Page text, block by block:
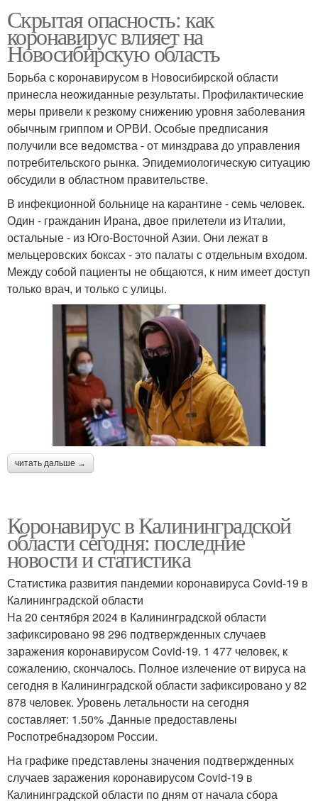
Скрытая опасность: как
коронавирус влияет на
Новосибирскую область
Борьба с коронавирусом в Новосибирской области
принесла неожиданные результаты. Профилактические
меры привели к резкому снижению уровня заболевания
обычным гриппом и ОРВИ. Особые предписания
получили все ведомства - от минздрава до управления
потребительского рынка. Эпидемиологическую ситуацию
обсудили в областном правительстве.
В инфекционной больнице на карантине - семь человек.
Один - гражданин Ирана, двое прилетели из Италии,
остальные - из Юго-Восточной Азии. Они лежат в
мельцеровских боксах - это палаты с отдельным входом.
Между собой пациенты не общаются, к ним имеет доступ
только врач, и только с улицы.
читать дальше →
Коронавирус в Калининградской
области сегодня: последние
новости и статистика
Статистика развития пандемии коронавируса Covid-19 в
Калининградской области
На 20 сентября 2024 в Калининградской области
зафиксировано 98 296 подтвержденных случаев
заражения коронавирусом Covid-19. 1 477 человек, к
сожалению, скончалось. Полное излечение от вируса на
сегодня в Калининградской области зафиксировано у 82
878 человек. Уровень летальности на сегодня
составляет: 1.50% .Данные предоставлены
Роспотребнадзором России.
На графике представлены значения подтвержденных
случаев заражения коронавирусом Covid-19 в
Калининградской области по дням от начала сбора